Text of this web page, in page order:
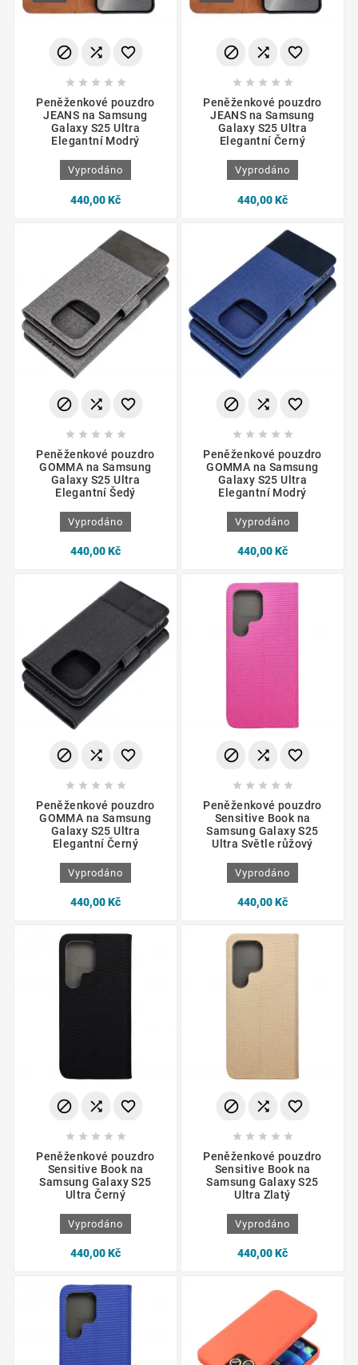
  
    
Peněženkové pouzdro
JEANS na Samsung
Galaxy S25 Ultra
Elegantní Modrý
Vyprodáno
440,00 Kč
  
    
Peněženkové pouzdro
JEANS na Samsung
Galaxy S25 Ultra
Elegantní Černý
Vyprodáno
440,00 Kč
  
    
Peněženkové pouzdro
GOMMA na Samsung
Galaxy S25 Ultra
Elegantní Šedý
Vyprodáno
440,00 Kč
  
    
Peněženkové pouzdro
GOMMA na Samsung
Galaxy S25 Ultra
Elegantní Modrý
Vyprodáno
440,00 Kč
  
    
Peněženkové pouzdro
GOMMA na Samsung
Galaxy S25 Ultra
Elegantní Černý
Vyprodáno
440,00 Kč
  
    
Peněženkové pouzdro
Sensitive Book na
Samsung Galaxy S25
Ultra Světle růžový
Vyprodáno
440,00 Kč
  
    
Peněženkové pouzdro
Sensitive Book na
Samsung Galaxy S25
Ultra Černý
Vyprodáno
440,00 Kč
  
    
Peněženkové pouzdro
Sensitive Book na
Samsung Galaxy S25
Ultra Zlatý
Vyprodáno
440,00 Kč